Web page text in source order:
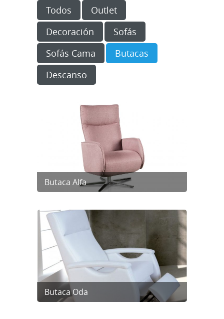
Todos
Outlet
Decoración
Sofás
Sofás Cama
Butacas
Descanso
Butaca Alfa
Butaca Oda